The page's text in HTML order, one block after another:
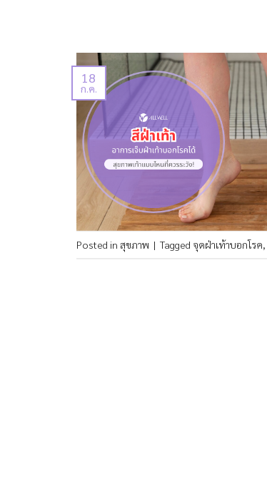
18
ก.ค.
Posted in สุขภาพ | Tagged จุดฝ่าเท้าบอกโรค,